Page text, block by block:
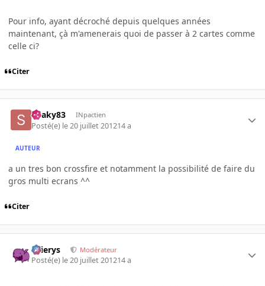
Pour info, ayant décroché depuis quelques années
maintenant, çà m'amenerais quoi de passer à 2 cartes comme
celle ci?
Citer
Snaky83 INpactien
Posté(e) le 20 juillet 201214 a
AUTEUR
a un tres bon crossfire et notamment la possibilité de faire du
gros multi ecrans ^^
Citer
Ellierys Modérateur
Posté(e) le 20 juillet 201214 a